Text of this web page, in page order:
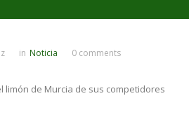
in Noticia 0 comments
limón de Murcia de sus competidores